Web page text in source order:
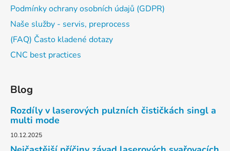
Podmínky ochrany osobních údajů (GDPR)
Naše služby - servis, preprocess
(FAQ) Často kladené dotazy
CNC best practices
Blog
Rozdíly v laserových pulzních čističkách singl a
multi mode
10.12.2025